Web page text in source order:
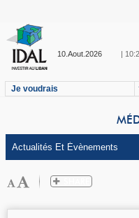
10.Aout.2026 |
Je voudrais